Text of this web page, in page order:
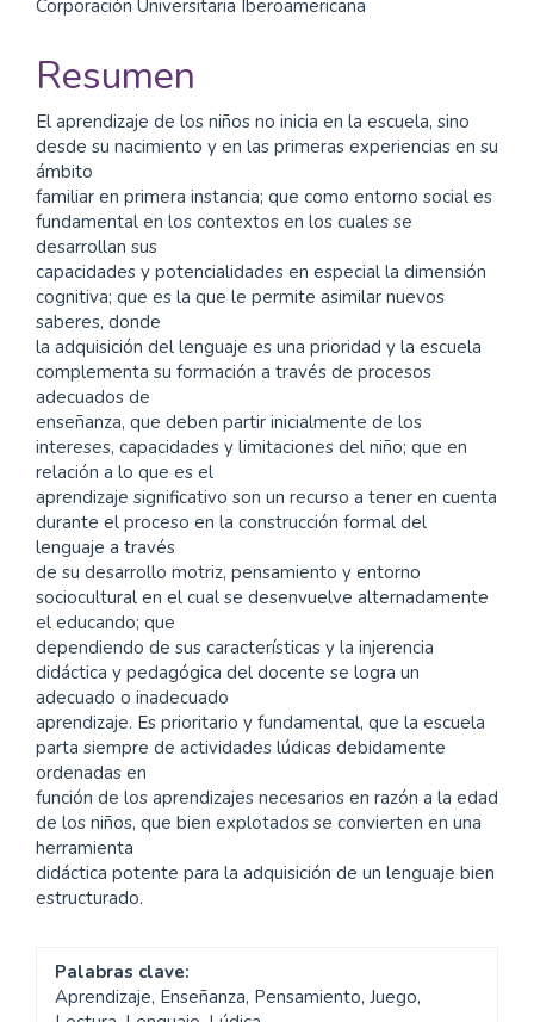
Corporación Universitaria Iberoamericana
Resumen
El aprendizaje de los niños no inicia en la escuela, sino
desde su nacimiento y en las primeras experiencias en su
ámbito
familiar en primera instancia; que como entorno social es
fundamental en los contextos en los cuales se
desarrollan sus
capacidades y potencialidades en especial la dimensión
cognitiva; que es la que le permite asimilar nuevos
saberes, donde
la adquisición del lenguaje es una prioridad y la escuela
complementa su formación a través de procesos
adecuados de
enseñanza, que deben partir inicialmente de los
intereses, capacidades y limitaciones del niño; que en
relación a lo que es el
aprendizaje significativo son un recurso a tener en cuenta
durante el proceso en la construcción formal del
lenguaje a través
de su desarrollo motriz, pensamiento y entorno
sociocultural en el cual se desenvuelve alternadamente
el educando; que
dependiendo de sus características y la injerencia
didáctica y pedagógica del docente se logra un
adecuado o inadecuado
aprendizaje. Es prioritario y fundamental, que la escuela
parta siempre de actividades lúdicas debidamente
ordenadas en
función de los aprendizajes necesarios en razón a la edad
de los niños, que bien explotados se convierten en una
herramienta
didáctica potente para la adquisición de un lenguaje bien
estructurado.
Palabras clave:
Aprendizaje, Enseñanza, Pensamiento, Juego,